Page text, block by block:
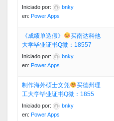
Iniciado por:
bnky
en: Power Apps
《成绩单造假》
买南达科他
大学毕业证书Q微：18557
Iniciado por:
bnky
en: Power Apps
制作海外硕士文凭
买德州理
工大学毕业证书Q微：1855
Iniciado por:
bnky
en: Power Apps